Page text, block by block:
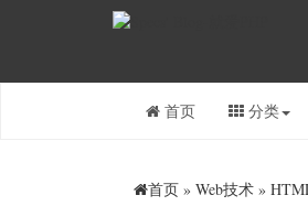
首页 分类
首页 » Web技术 »